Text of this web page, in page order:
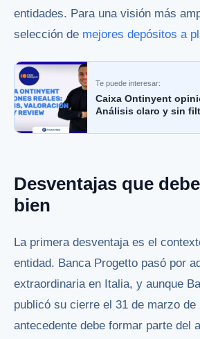
entidades. Para una visión más
selección de mejores depósitos a
Te puede interesar:
Caixa Ontinyent
Análisis claro y sin
Desventajas que
bien
La primera desventaja es el
entidad. Banca Progetto pasó por
extraordinaria en Italia, y aunque
publicó su cierre el 31 de marzo de
antecedente debe formar parte del